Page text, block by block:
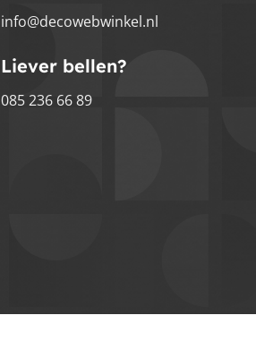
info@decowebwinkel.nl
Liever bellen?
085 236 66 89